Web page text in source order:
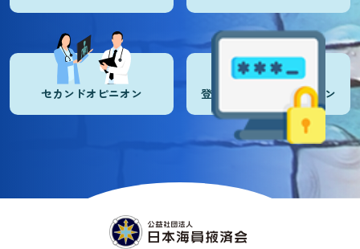
セカンドオピニオン 登録医・登録施設ログイン